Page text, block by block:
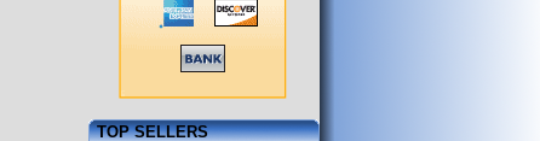
TOP SELLERS